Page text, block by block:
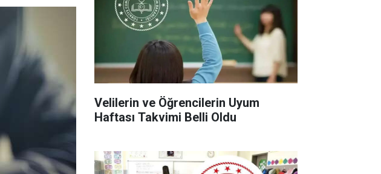
Velilerin ve Öğrencilerin Uyum
Haftası Takvimi Belli Oldu